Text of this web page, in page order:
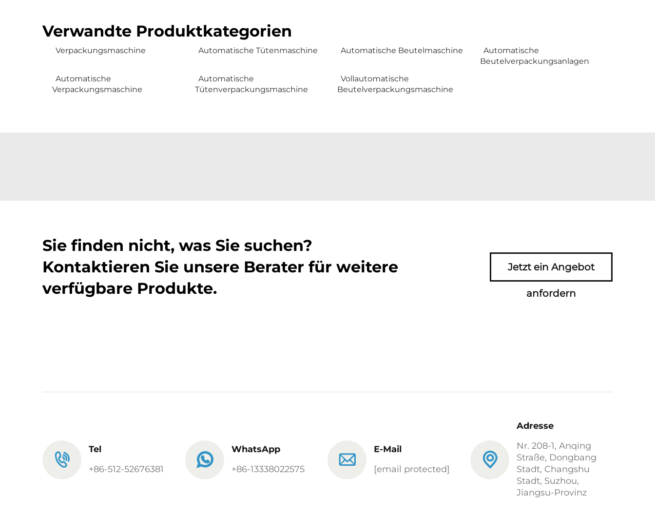
Verwandte Produktkategorien
Verpackungsmaschine Automatische Tütenmaschine Automatische Beutelmaschine
Automatische
Beutelverpackungsanlagen
Automatische
Verpackungsmaschine
Automatische
Tütenverpackungsmaschine
Vollautomatische
Beutelverpackungsmaschine
Sie finden nicht, was Sie suchen?
Kontaktieren Sie unsere Berater für weitere
verfügbare Produkte.
Jetzt ein Angebot
anfordern
Tel
+86-512-52676381
WhatsApp
+86-13338022575
E-Mail
[email protected]
Adresse
Nr. 208-1, Anqing
Straße, Dongbang
Stadt, Changshu
Stadt, Suzhou,
Jiangsu-Provinz